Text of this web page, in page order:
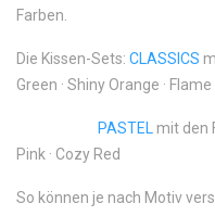
Farben.
Die Kissen-Sets: CLASSICS
Green · Shiny Orange · Flame
PASTEL mit den
Pink · Cozy Red
So können je nach Motiv